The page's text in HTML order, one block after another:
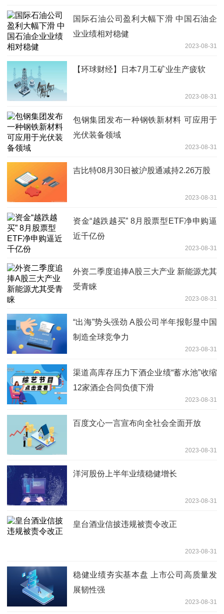
国际石油公司盈利大幅下滑 中国石油企
业业绩相对稳健
2023-08-31
【环球财经】日本7月工矿业生产疲软
2023-08-31
包钢集团发布一种钢铁新材料 可应用于
光伏装备领域
2023-08-31
吉比特08月30日被沪股通减持2.26万股
2023-08-31
资金“越跌越买” 8月股票型ETF净申购逼
近千亿份
2023-08-31
外资二季度追捧A股三大产业 新能源尤其
受青睐
2023-08-31
“出海”势头强劲 A股公司半年报彰显中国
制造全球竞争力
2023-08-31
渠道高库存压力下酒企业绩“蓄水池”收缩
12家酒企合同负债下滑
2023-08-31
百度文心一言宣布向全社会全面开放
2023-08-31
洋河股份上半年业绩稳健增长
2023-08-31
皇台酒业信披违规被责令改正
2023-08-31
稳健业绩夯实基本盘 上市公司高质量发
展韧性强
2023-08-31